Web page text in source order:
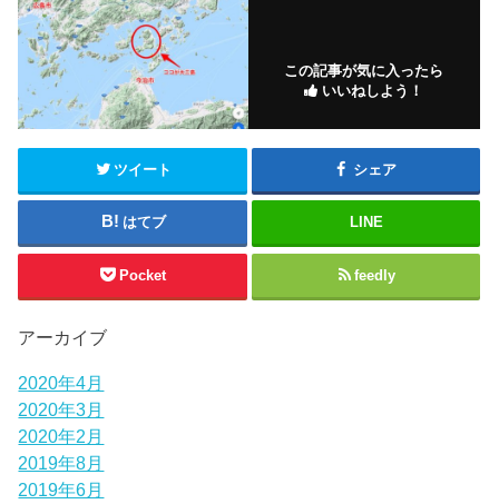
この記事が気に入ったら
いいねしよう！
ツイート シェア
はてブ LINE
Pocket feedly
アーカイブ
2020年4月
2020年3月
2020年2月
2019年8月
2019年6月